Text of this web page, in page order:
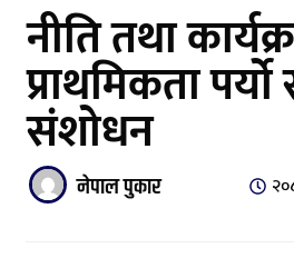
नीति तथा
प्राथमिकता
संशोधन
नेपाल पुकार